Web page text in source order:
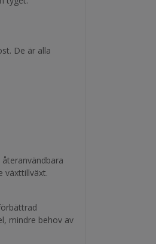
De är alla
växttillväxt.
mindre behov av